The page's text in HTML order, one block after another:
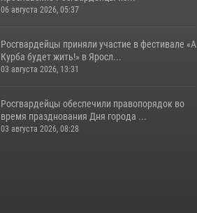
06 августа 2026, 05:37
Росгвардейцы приняли участие в фестивале «А
Курба будет жить!» в Яросл...
03 августа 2026, 13:31
Росгвардейцы обеспечили правопорядок во
время празднования Дня города ...
03 августа 2026, 08:28